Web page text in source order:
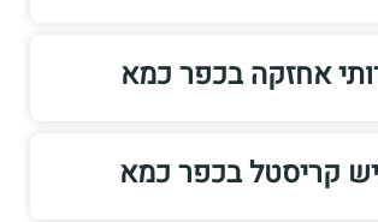
אחזקה בכפר כמא
קריסטל בכפר כמא